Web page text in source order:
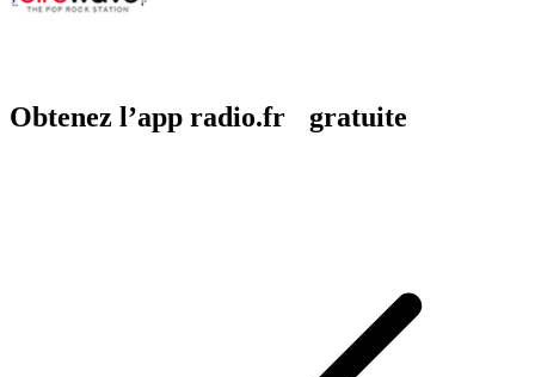
Obtenez l’app radio.fr gratuite